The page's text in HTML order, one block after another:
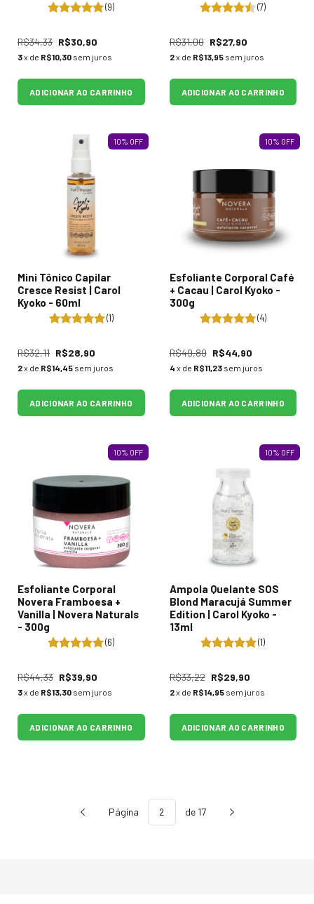
(9)
R$34,33 R$30,90
3x de R$10,30 sem juros
ADICIONAR AO CARRINHO
(7)
R$31,00 R$27,90
2x de R$13,95 sem juros
ADICIONAR AO CARRINHO
10% OFF
Mini Tônico Capilar
Cresce Resist | Carol
Kyoko - 60ml
(1)
R$32,11 R$28,90
2x de R$14,45 sem juros
ADICIONAR AO CARRINHO
10% OFF
Esfoliante Corporal Café
+ Cacau | Carol Kyoko -
300g
(4)
R$49,89 R$44,90
4 x de R$11,23 sem juros
ADICIONAR AO CARRINHO
10% OFF
Esfoliante Corporal
Novera Framboesa +
Vanilla | Novera Naturals
- 300g
(6)
R$44,33 R$39,90
3x de R$13,30 sem juros
ADICIONAR AO CARRINHO
10% OFF
Ampola Quelante SOS
Blond Maracujá Summer
Edition | Carol Kyoko -
13ml
(1)
R$33,22 R$29,90
2x de R$14,95 sem juros
ADICIONAR AO CARRINHO
Página de 17